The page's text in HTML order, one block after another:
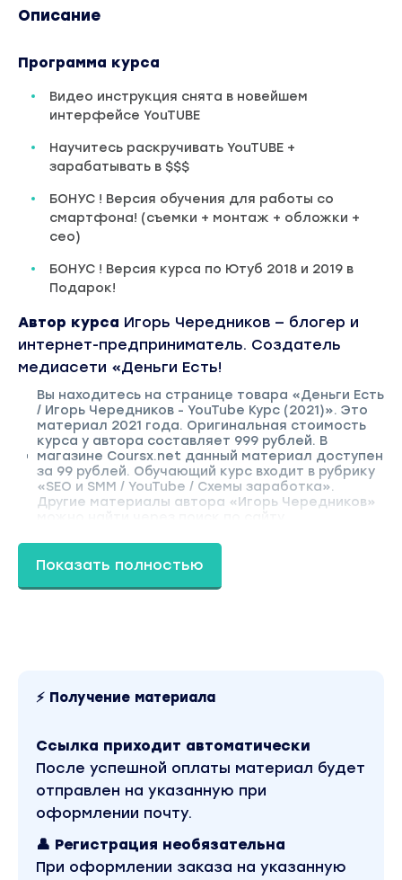
Описание
Программа курса
Видео инструкция снята в новейшем
интерфейсе YouTUBE
Научитесь раскручивать YouTUBE +
зарабатывать в $$$
БОНУС ! Версия обучения для работы со
смартфона! (съемки + монтаж + обложки +
сео)
БОНУС ! Версия курса по Ютуб 2018 и 2019 в
Подарок!
Автор курса Игорь Чередников — блогер и
интернет-предприниматель. Создатель
медиасети «Деньги Есть!
Вы находитесь на странице товара «Деньги Есть
/ Игорь Чередников - YouTube Курс (2021)». Это
материал 2021 года. Оригинальная стоимость
курса у автора составляет 999 рублей. В
магазине Coursx.net данный материал доступен
за 99 рублей. Обучающий курс входит в рубрику
«SEO и SMM / YouTube / Схемы заработка».
Другие материалы автора «Игорь Чередников»
Показать полностью
⚡ Получение материала
Ссылка приходит автоматически
После успешной оплаты материал будет
отправлен на указанную при
оформлении почту.
👤 Регистрация необязательна
При оформлении заказа на указанную